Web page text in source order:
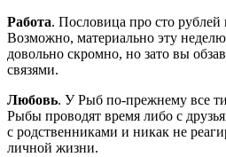
Работа. Пословица про сто
Возможно, материально эту
довольно скромно, но зато вы
связями.
Любовь. У Рыб по-прежнему все
Рыбы проводят время либо с
с родственниками и никак не
личной жизни.